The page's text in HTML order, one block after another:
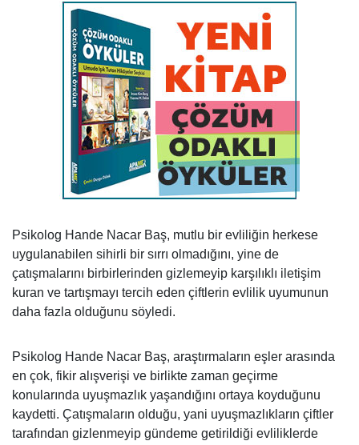
Psikolog Hande Nacar Baş, mutlu bir evliliğin herkese
uygulanabilen sihirli bir sırrı olmadığını, yine de
çatışmalarını birbirlerinden gizlemeyip karşılıklı iletişim
kuran ve tartışmayı tercih eden çiftlerin evlilik uyumunun
daha fazla olduğunu söyledi.
Psikolog Hande Nacar Baş, araştırmaların eşler arasında
en çok, fikir alışverişi ve birlikte zaman geçirme
konularında uyuşmazlık yaşandığını ortaya koyduğunu
kaydetti. Çatışmaların olduğu, yani uyuşmazlıkların çiftler
tarafından gizlenmeyip gündeme getirildiği evliliklerde